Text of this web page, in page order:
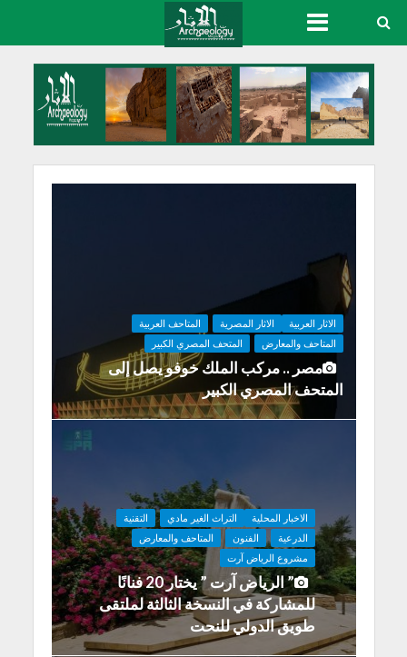
الاثار العربية الاثار المصرية
المتاحف العربية
المتاحف والمعارض
المتحف المصري الكبير
مصر .. مركب الملك خوفو يصل إلى
المتحف المصري الكبير
الاخبار المحلية التراث الغير مادي
التقنية
الدرعية
الفنون
المتاحف والمعارض
مشروع الرياض آرت
” الرياض آرت ” يختار 20 فنانًا
للمشاركة في النسخة الثالثة لملتقى
طويق الدولي للنحت